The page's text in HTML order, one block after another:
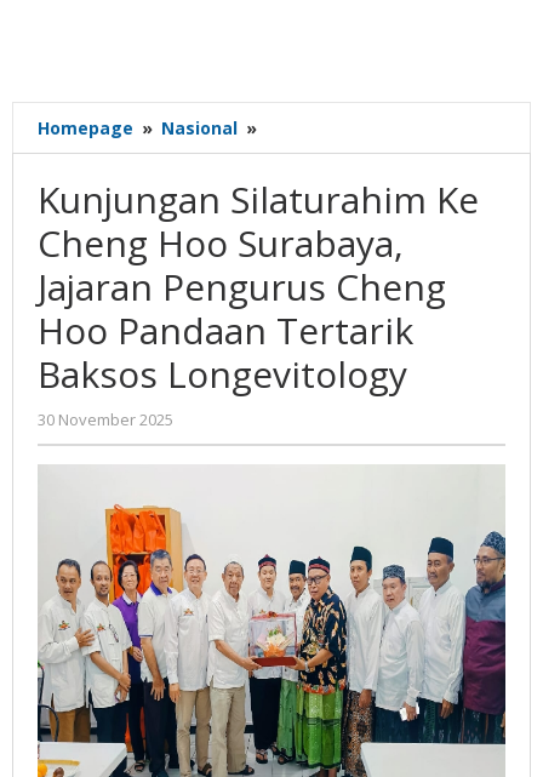
Homepage » Nasional »
Silaturahim
Cheng
Surabaya,
Jajaran
Pengurus
Cheng
Pandaan
Kunjungan Silaturahim Ke
Cheng Hoo Surabaya,
Jajaran Pengurus Cheng
Hoo Pandaan Tertarik
Baksos Longevitology
30 November 2025
Gatot
Susanto